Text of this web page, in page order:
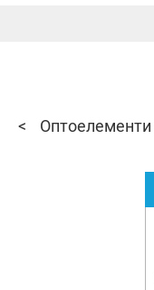
Оптоелементи